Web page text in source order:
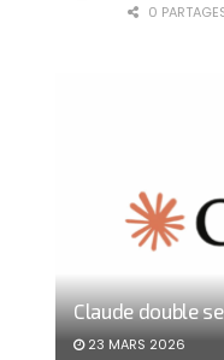
0
Claude double
23 MARS 2026